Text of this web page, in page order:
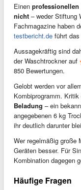
Einen
nicht – weder Stiftung
Fachmagazine haben
testbericht.de führt
Aussagekräftig sind
der Waschtrockner auf
850 Bewertungen.
Gelobt werden vor
Kombiprogramm.
Beladung – ein
angegebenen 6 kg
ihr deutlich darunter
Wer regelmäßig große
Geräten besser. Für
Kombination dagegen
Häufige Fragen